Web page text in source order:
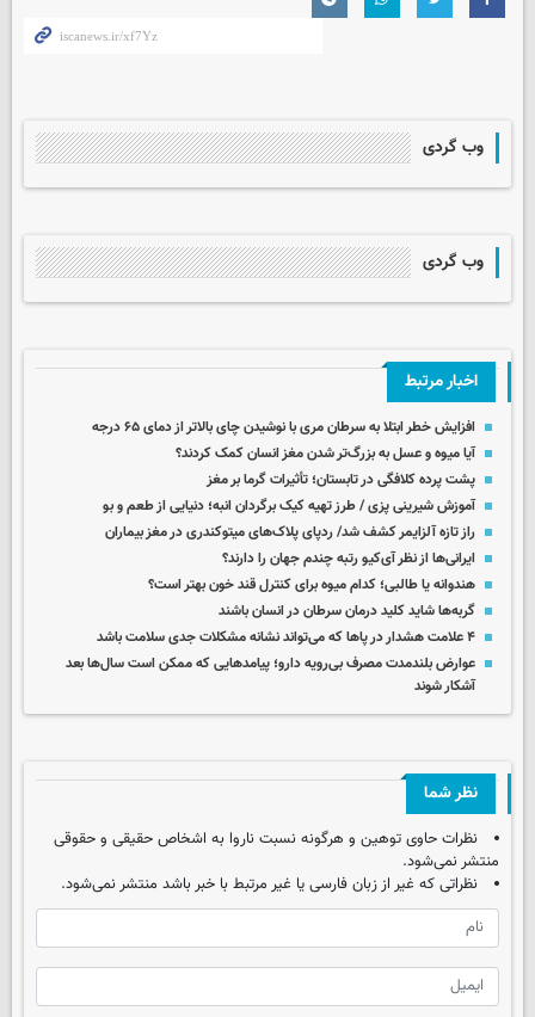
وب گردی
وب گردی
اخبار مرتبط
افزایش خطر ابتلا به سرطان مری با نوشیدن چای بالاتر از دمای ۶۵ درجه
آیا میوه و عسل به بزرگ‌تر شدن مغز انسان کمک کردند؟
پشت پرده کلافگی در تابستان؛ تأثیرات گرما بر مغز
آموزش شیرینی پزی / طرز تهیه کیک برگردان انبه؛ دنیایی از طعم و بو
راز تازه آلزایمر کشف شد/ ردپای پلاک‌های میتوکندری در مغز بیماران
ایرانی‌ها از نظر آی‌کیو رتبه چندم جهان را دارند؟
هندوانه یا طالبی؛ کدام‌ میوه برای کنترل قند خون بهتر است؟
گربه‌ها شاید کلید درمان سرطان در انسان باشند
۴ علامت هشدار در پاها که می‌تواند نشانه مشکلات جدی سلامت باشد
عوارض بلندمدت مصرف بی‌رویه دارو؛ پیامدهایی که ممکن است سال‌ها بعد
آشکار شوند
نظر شما
نظرات حاوی توهین و هرگونه نسبت ناروا به اشخاص حقیقی و حقوقی
منتشر نمی‌شود.
نظراتی که غیر از زبان فارسی یا غیر مرتبط با خبر باشد منتشر نمی‌شود.